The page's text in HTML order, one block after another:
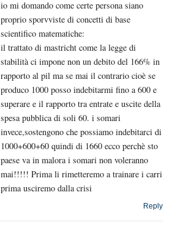
io mi domando come certe persona siano
proprio sporvviste di concetti di base
scientifico matematiche:
il trattato di mastricht come la legge di
stabilità ci impone non un debito del 166% in
rapporto al pil ma se mai il contrario cioè se
produco 1000 posso indebitarmi fino a 600 e
superare e il rapporto tra entrate e uscite della
spesa pubblica di soli 60. i somari
invece,sostengono che possiamo indebitarci di
1000+600+60 quindi di 1660 ecco perchè sto
paese va in malora i somari non voleranno
mai!!!!! Prima li rimetteremo a trainare i carri
prima usciremo dalla crisi
Reply